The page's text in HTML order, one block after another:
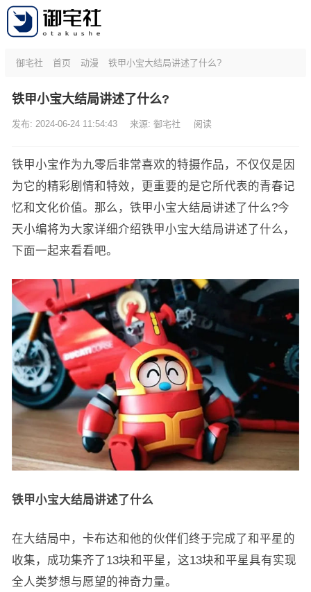
御宅社 首页 动漫 铁甲小宝大结局讲述了什么?
铁甲小宝大结局讲述了什么?
发布: 2024-06-24 11:54:43 来源: 御宅社 阅读
铁甲小宝作为九零后非常喜欢的特摄作品，不仅仅是因
为它的精彩剧情和特效，更重要的是它所代表的青春记
忆和文化价值。那么，铁甲小宝大结局讲述了什么?今
天小编将为大家详细介绍铁甲小宝大结局讲述了什么，
下面一起来看看吧。
铁甲小宝大结局讲述了什么
在大结局中，卡布达和他的伙伴们终于完成了和平星的
收集，成功集齐了13块和平星，这13块和平星具有实现
全人类梦想与愿望的神奇力量。